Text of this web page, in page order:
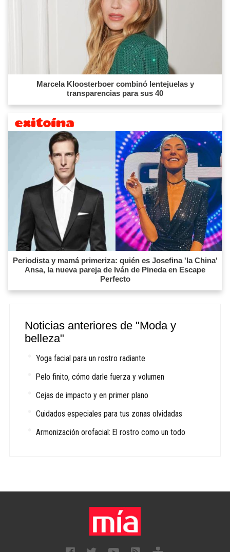
Marcela Kloosterboer combinó lentejuelas y
transparencias para sus 40
Periodista y mamá primeriza: quién es Josefina 'la China'
Ansa, la nueva pareja de Iván de Pineda en Escape
Perfecto
Noticias anteriores de "Moda y
belleza"
Yoga facial para un rostro radiante
Pelo finito, cómo darle fuerza y volumen
Cejas de impacto y en primer plano
Cuidados especiales para tus zonas olvidadas
Armonización orofacial: El rostro como un todo